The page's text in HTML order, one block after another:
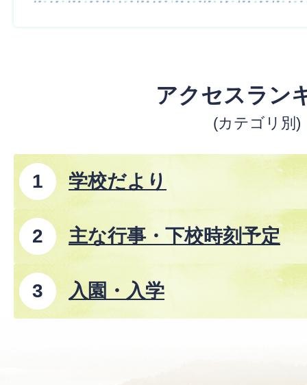
アクセスラン
(カテゴリ別)
学校だより
主な行事・下校時刻予定
入園・入学